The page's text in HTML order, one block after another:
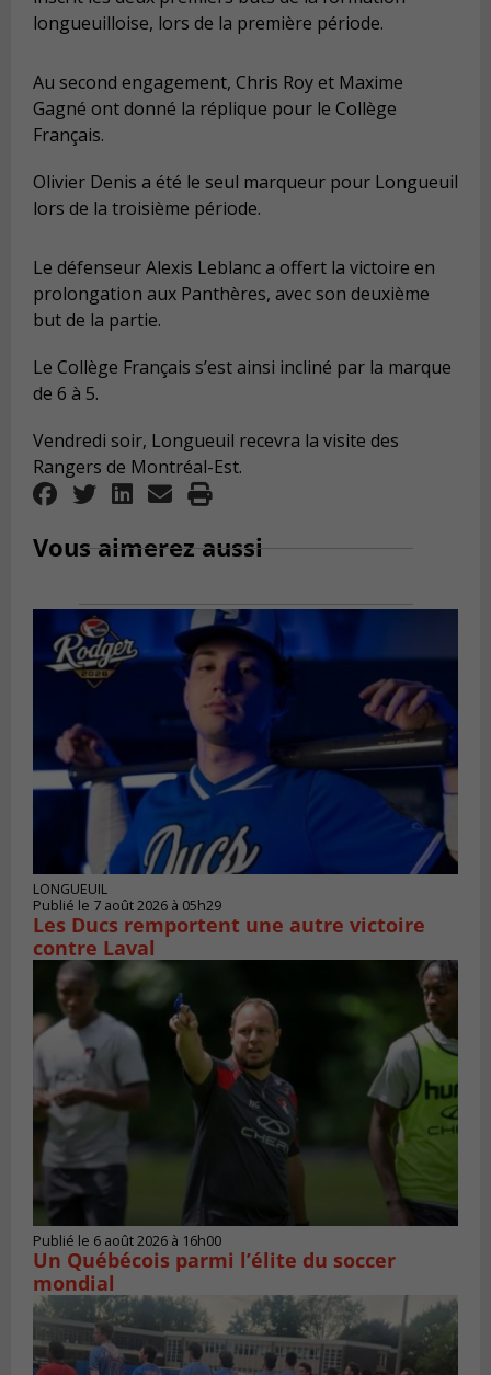
longueuilloise, lors de la première période.
Au second engagement, Chris Roy et Maxime
Gagné ont donné la réplique pour le Collège
Français.
Olivier Denis a été le seul marqueur pour Longueuil
lors de la troisième période.
Le défenseur Alexis Leblanc a offert la victoire en
prolongation aux Panthères, avec son deuxième
but de la partie.
Le Collège Français s’est ainsi incliné par la marque
de 6 à 5.
Vendredi soir, Longueuil recevra la visite des
Rangers de Montréal-Est.
Vous aimerez aussi
LONGUEUIL
Publié le 7 août 2026 à 05h29
Les Ducs remportent une autre victoire
contre Laval
Publié le 6 août 2026 à 16h00
Un Québécois parmi l’élite du soccer
mondial